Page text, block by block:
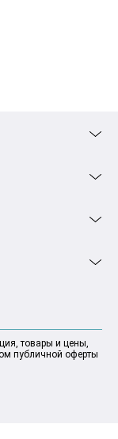
товары и цены,
публичной оферты